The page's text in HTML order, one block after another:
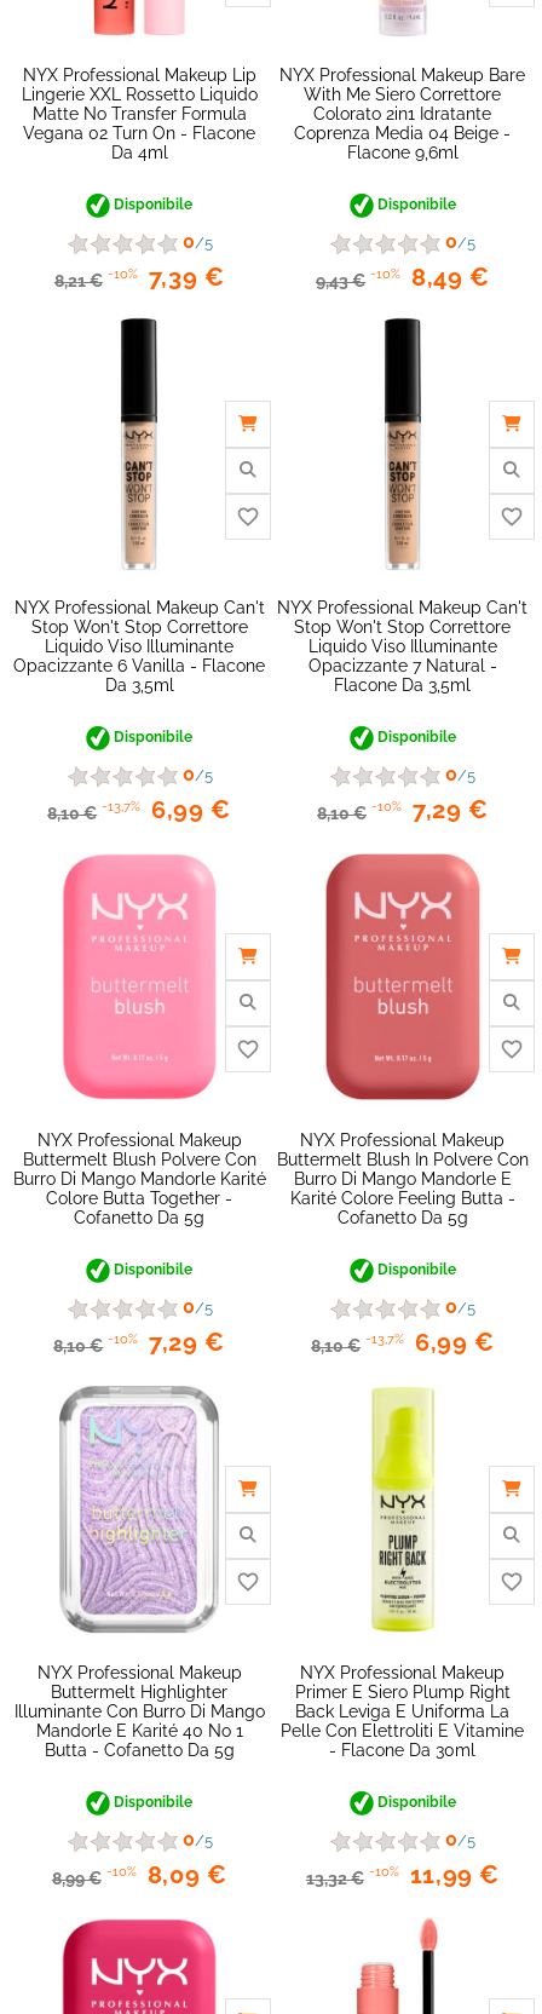
NYX Professional Makeup Lip
Lingerie XXL Rossetto Liquido
Matte No Transfer Formula
Vegana 02 Turn On - Flacone
Da 4ml
Disponibile
0/5
8,21 € -10% 7,39 €
NYX Professional Makeup Bare
With Me Siero Correttore
Colorato 2in1 Idratante
Coprenza Media 04 Beige -
Flacone 9,6ml
Disponibile
0/5
9,43 € -10% 8,49 €
NYX Professional Makeup Can't
Stop Won't Stop Correttore
Liquido Viso Illuminante
Opacizzante 6 Vanilla - Flacone
Da 3,5ml
Disponibile
0/5
8,10 € -13,7% 6,99 €
NYX Professional Makeup Can't
Stop Won't Stop Correttore
Liquido Viso Illuminante
Opacizzante 7 Natural -
Flacone Da 3,5ml
Disponibile
0/5
8,10 € -10% 7,29 €
NYX Professional Makeup
Buttermelt Blush Polvere Con
Burro Di Mango Mandorle Karité
Colore Butta Together -
Cofanetto Da 5g
Disponibile
0/5
8,10 € -10% 7,29 €
NYX Professional Makeup
Buttermelt Blush In Polvere Con
Burro Di Mango Mandorle E
Karité Colore Feeling Butta -
Cofanetto Da 5g
Disponibile
0/5
8,10 € -13,7% 6,99 €
NYX Professional Makeup
Buttermelt Highlighter
Illuminante Con Burro Di Mango
Mandorle E Karité 40 No 1
Butta - Cofanetto Da 5g
Disponibile
0/5
8,99 € -10% 8,09 €
NYX Professional Makeup
Primer E Siero Plump Right
Back Leviga E Uniforma La
Pelle Con Elettroliti E Vitamine
- Flacone Da 30ml
Disponibile
0/5
13,32 € -10% 11,99 €